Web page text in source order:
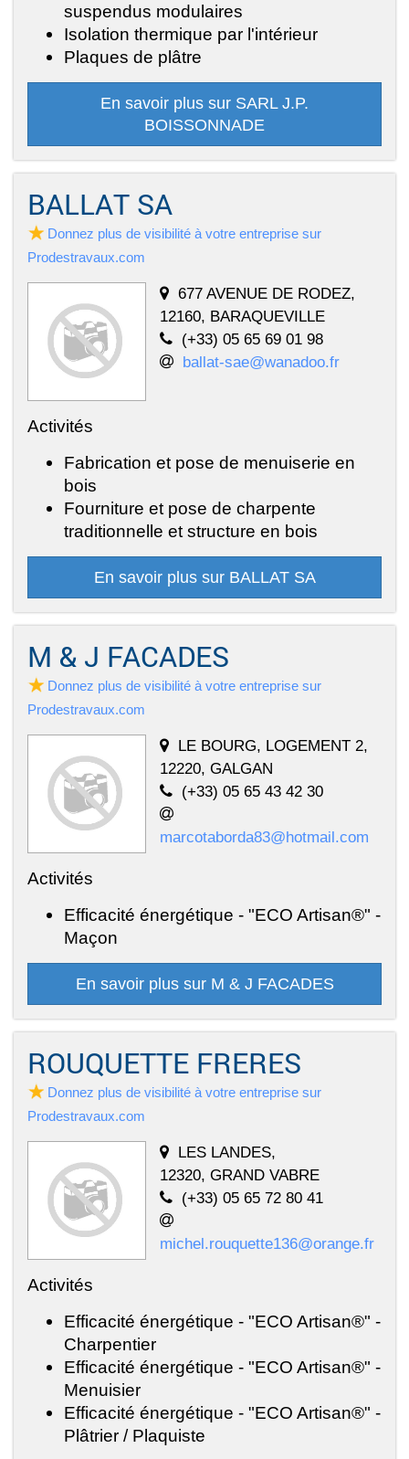
suspendus modulaires
Isolation thermique par l'intérieur
Plaques de plâtre
En savoir plus sur SARL J.P.
BOISSONNADE
BALLAT SA
Donnez plus de visibilité à votre entreprise sur
Prodestravaux.com
677 AVENUE DE RODEZ,
12160, BARAQUEVILLE
(+33) 05 65 69 01 98
ballat-sae@wanadoo.fr
Activités
Fabrication et pose de menuiserie en
bois
Fourniture et pose de charpente
traditionnelle et structure en bois
En savoir plus sur BALLAT SA
M & J FACADES
Donnez plus de visibilité à votre entreprise sur
Prodestravaux.com
LE BOURG, LOGEMENT 2,
12220, GALGAN
(+33) 05 65 43 42 30
marcotaborda83@hotmail.com
Activités
Efficacité énergétique - "ECO Artisan®" -
Maçon
En savoir plus sur M & J FACADES
ROUQUETTE FRERES
Donnez plus de visibilité à votre entreprise sur
Prodestravaux.com
LES LANDES,
12320, GRAND VABRE
(+33) 05 65 72 80 41
michel.rouquette136@orange.fr
Activités
Efficacité énergétique - "ECO Artisan®" -
Charpentier
Efficacité énergétique - "ECO Artisan®" -
Menuisier
Efficacité énergétique - "ECO Artisan®" -
Plâtrier / Plaquiste